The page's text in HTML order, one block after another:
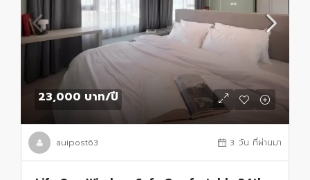
23,000 บาท/ปี
auipost63 3 วัน ที่ผ่านมา